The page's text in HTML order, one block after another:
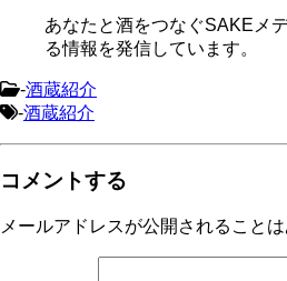
あなたと酒をつなぐSAKEメ
る情報を発信しています。
-酒蔵紹介
-酒蔵紹介
コメントする
メールアドレスが公開されることは